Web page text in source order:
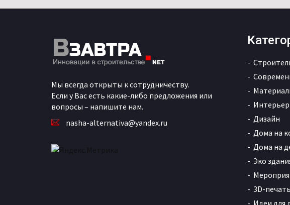
Мы всегда открыты к сотрудничеству.
Если у Вас есть какие-либо предложения или
вопросы – напишите нам.
nasha-alternativa@yandex.ru
Интерьер
Дизайн
Дома на
Дома на
Эко
3D-печать
Идеи для